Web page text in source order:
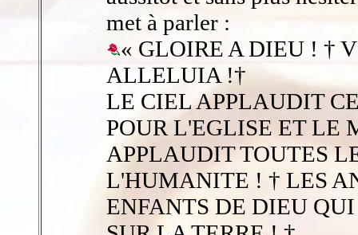
met à parler :
« GLOIRE A DIEU ! †
ALLELUIA !†
LE CIEL APPLAUDIT
POUR L'EGLISE ET LE
APPLAUDIT TOUTES
L'HUMANITE ! † LES
ENFANTS DE DIEU